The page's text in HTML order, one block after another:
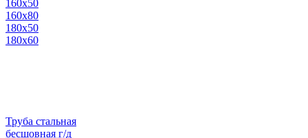
160х50
160х80
180х50
180х60
Труба стальная
бесшовная г/д